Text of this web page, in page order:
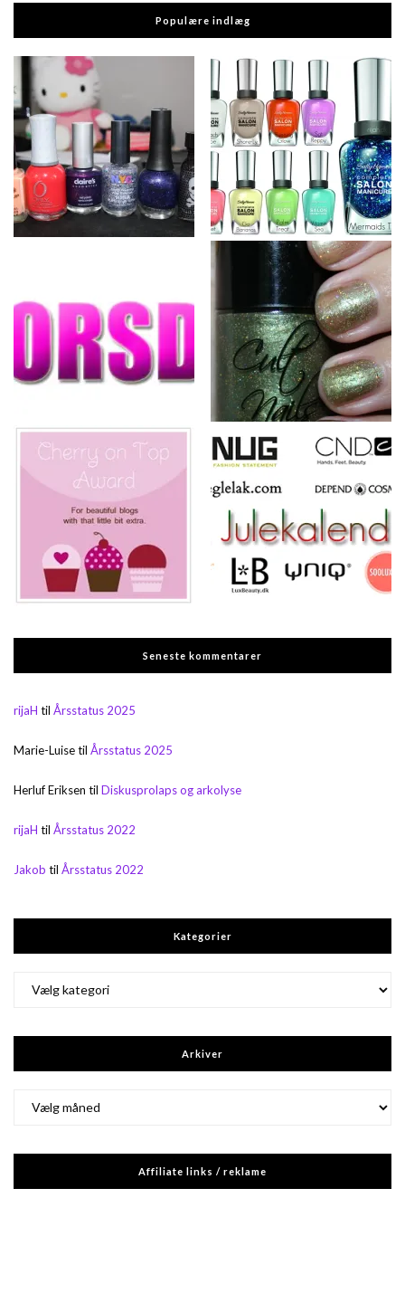
Populære indlæg
Seneste kommentarer
rijaH til Årsstatus 2025
Marie-Luisetil Årsstatus 2025
Herluf Eriksen til Diskusprolaps og arkolyse
rijaH til Årsstatus 2022
Jakob til Årsstatus 2022
Kategorier
Arkiver
Affiliate links / reklame